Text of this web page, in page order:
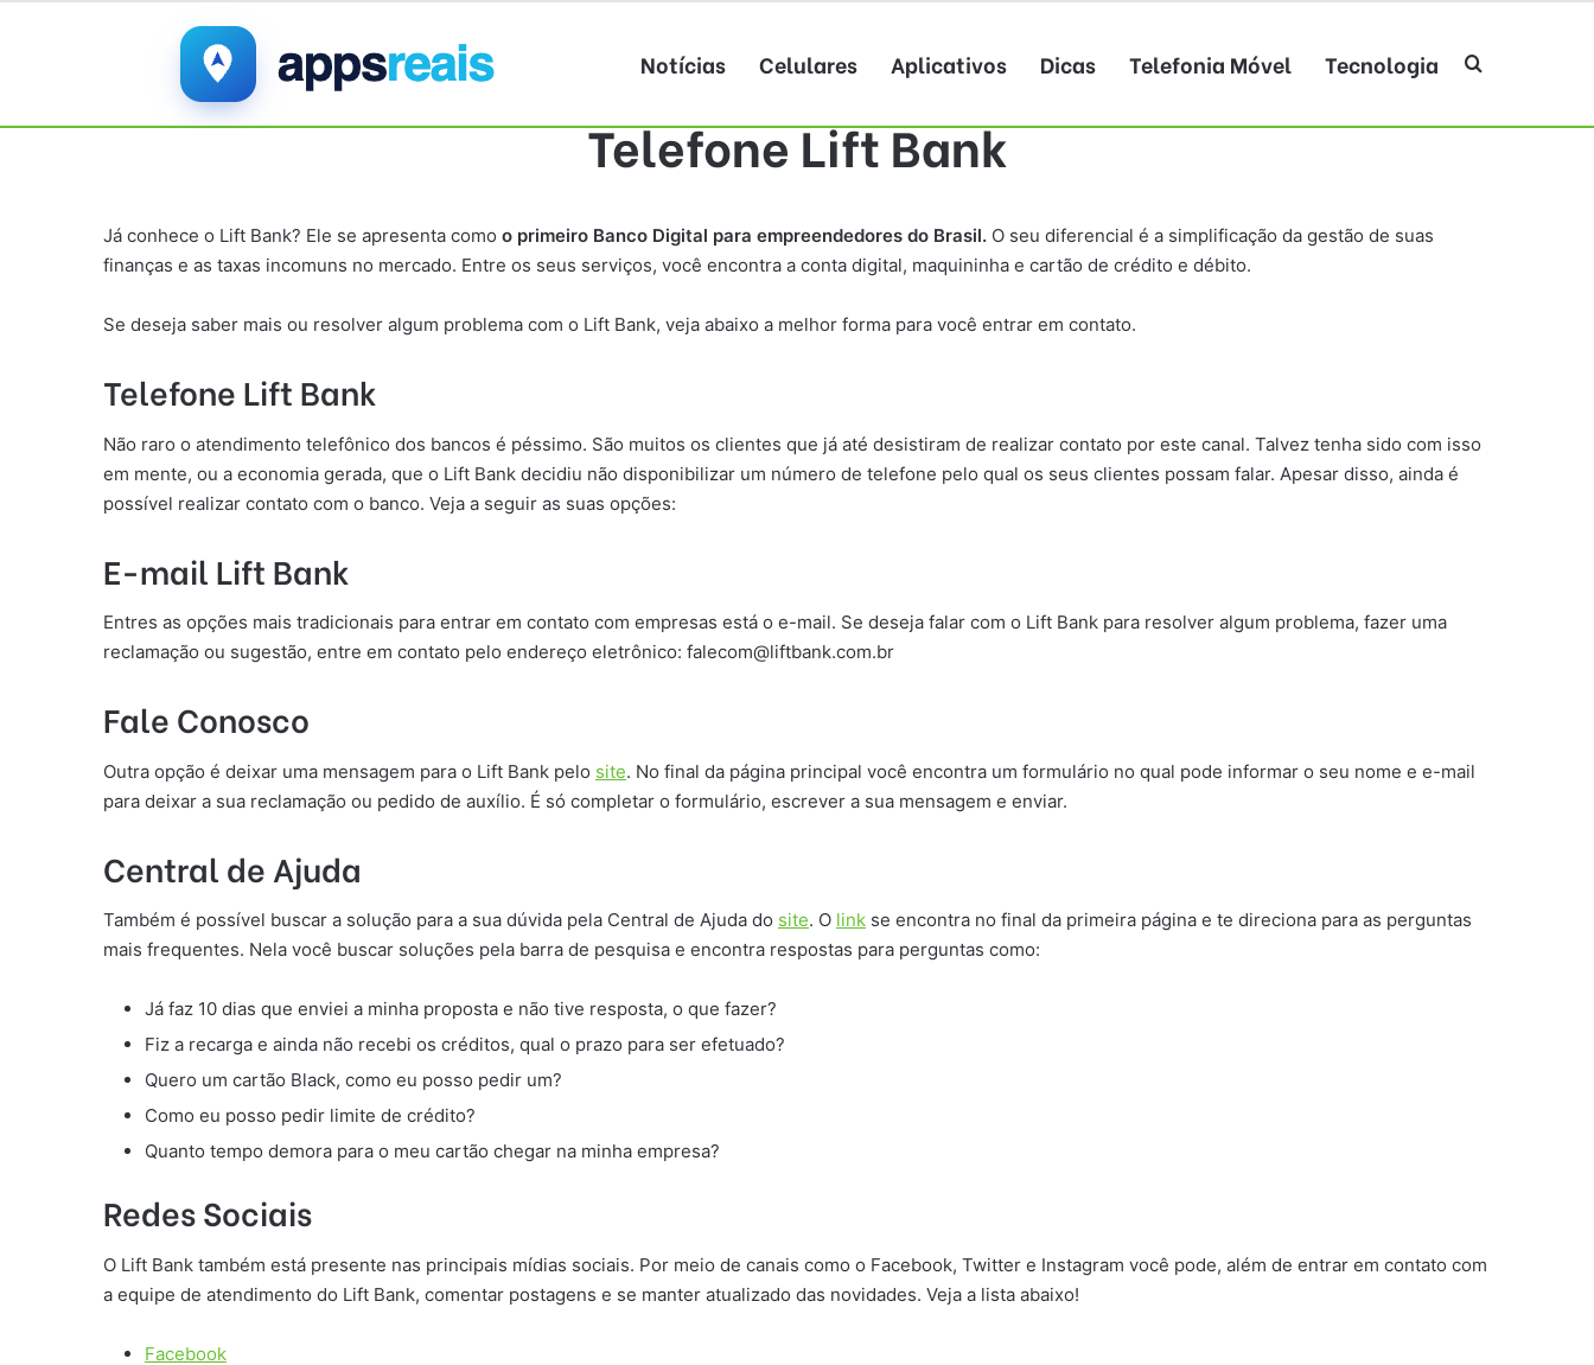
Notícias Celulares Aplicativos Dicas Telefonia Móvel Tecnologia Procurar por
Telefone Lift Bank
Já conhece o Lift Bank? Ele se apresenta como o primeiro Banco Digital para empreendedores do Brasil. O seu diferencial é a simplificação da gestão de suas
finanças e as taxas incomuns no mercado. Entre os seus serviços, você encontra a conta digital, maquininha e cartão de crédito e débito.
Se deseja saber mais ou resolver algum problema com o Lift Bank, veja abaixo a melhor forma para você entrar em contato.
Telefone Lift Bank
Não raro o atendimento telefônico dos bancos é péssimo. São muitos os clientes que já até desistiram de realizar contato por este canal. Talvez tenha sido com isso
em mente, ou a economia gerada, que o Lift Bank decidiu não disponibilizar um número de telefone pelo qual os seus clientes possam falar. Apesar disso, ainda é
possível realizar contato com o banco. Veja a seguir as suas opções:
E-mail Lift Bank
Entres as opções mais tradicionais para entrar em contato com empresas está o e-mail. Se deseja falar com o Lift Bank para resolver algum problema, fazer uma
reclamação ou sugestão, entre em contato pelo endereço eletrônico: falecom@liftbank.com.br
Fale Conosco
Outra opção é deixar uma mensagem para o Lift Bank pelo site. No final da página principal você encontra um formulário no qual pode informar o seu nome e e-mail
para deixar a sua reclamação ou pedido de auxílio. É só completar o formulário, escrever a sua mensagem e enviar.
Central de Ajuda
Também é possível buscar a solução para a sua dúvida pela Central de Ajuda do site. O link se encontra no final da primeira página e te direciona para as perguntas
mais frequentes. Nela você buscar soluções pela barra de pesquisa e encontra respostas para perguntas como:
Já faz 10 dias que enviei a minha proposta e não tive resposta, o que fazer?
Fiz a recarga e ainda não recebi os créditos, qual o prazo para ser efetuado?
Quero um cartão Black, como eu posso pedir um?
Como eu posso pedir limite de crédito?
Quanto tempo demora para o meu cartão chegar na minha empresa?
Redes Sociais
O Lift Bank também está presente nas principais mídias sociais. Por meio de canais como o Facebook, Twitter e Instagram você pode, além de entrar em contato com
a equipe de atendimento do Lift Bank, comentar postagens e se manter atualizado das novidades. Veja a lista abaixo!
Facebook